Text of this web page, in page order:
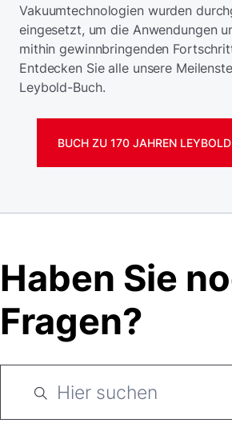
Vakuumtechnologien wurden
eingesetzt, um die Anwendungen
mithin gewinnbringenden
Entdecken Sie alle unsere
Leybold-Buch.
BUCH ZU 170 JAHREN
Haben Sie
Fragen?